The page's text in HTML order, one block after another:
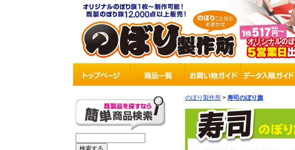
のぼり製作所 > 寿司のぼり旗